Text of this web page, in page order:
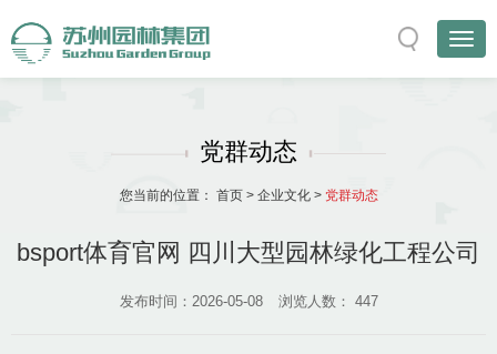
党群动态
您当前的位置： 首页> 企业文化> 党群动态
bsport体育官网 四川大型园林绿化工程公司
发布时间：2026-05-08 浏览人数： 447